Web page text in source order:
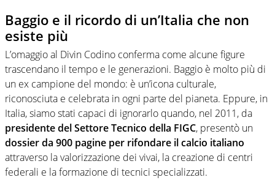
Baggio e il ricordo di un’Italia che non
esiste più
L’omaggio al Divin Codino conferma come alcune figure
trascendano il tempo e le generazioni. Baggio è molto più di
un ex campione del mondo: è un’icona culturale,
riconosciuta e celebrata in ogni parte del pianeta. Eppure, in
Italia, siamo stati capaci di ignorarlo quando, nel 2011, da
presidente del Settore Tecnico della FIGC, presentò un
dossier da 900 pagine per rifondare il calcio italiano
attraverso la valorizzazione dei vivai, la creazione di centri
federali e la formazione di tecnici specializzati.